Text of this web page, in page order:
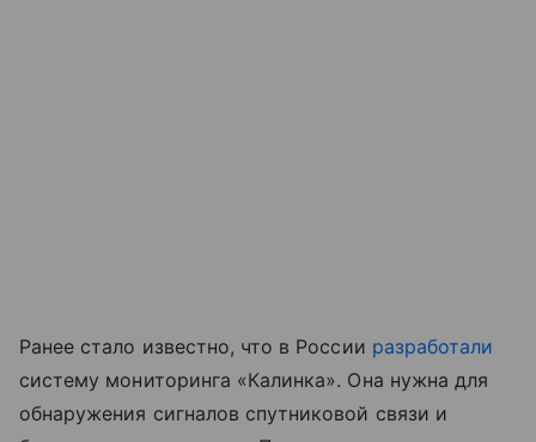
Ранее стало известно, что в России разработали
систему мониторинга «Калинка». Она нужна для
обнаружения сигналов спутниковой связи и